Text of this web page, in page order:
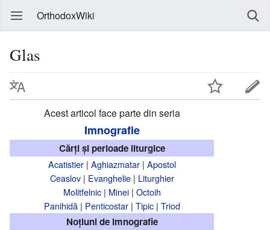
OrthodoxWiki
Glas
Acest articol face parte din seria
Imnografie
Cărți și perioade liturgice
Acatistier| Aghiazmatar| Apostol
Ceaslov| Evanghelie| Liturghier
Molitfelnic| Minei| Octoih
Panihidă| Penticostar| Tipic| Triod
Noțiuni de imnografie